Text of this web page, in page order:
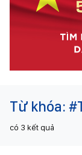
Từ khóa:
có 3 kết quả